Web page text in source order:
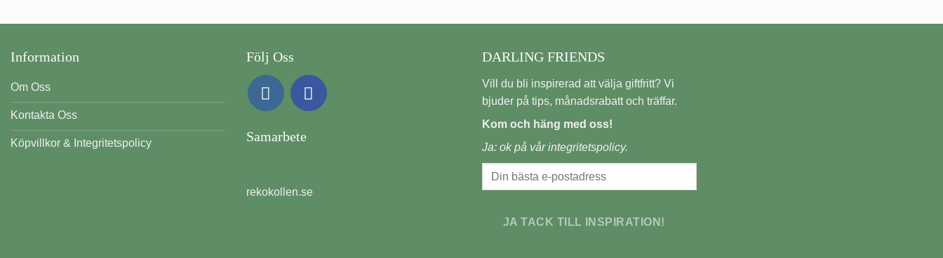
Information
Om Oss
Kontakta Oss
Köpvillkor & Integritetspolicy
Följ Oss
Samarbete
rekokollen.se
DARLING FRIENDS
Vill du bli inspirerad att välja giftfritt? Vi
bjuder på tips, månadsrabatt och träffar.
Kom och häng med oss!
Ja: ok på vårintegritetspolicy.
JA TACK TILL INSPIRATION!